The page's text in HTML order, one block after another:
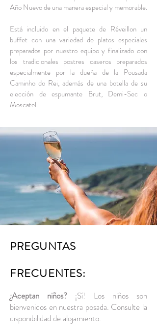
Año Nuevo de una manera especial y memorable.
Está incluido en el paquete de Réveillon un
buffet con una variedad de platos especiales
preparados por nuestro equipo y finalizado con
los tradicionales postres caseros preparados
especialmente por la dueña de la Pousada
Caminho do Rei, además de una botella de su
elección de espumante Brut, Demi-Sec o
Moscatel.
PREGUNTAS
FRECUENTES:
¿Aceptan niños? ¡Sí! Los niños son
bienvenidos en nuestra posada. Consulte la
disponibilidad de alojamiento.